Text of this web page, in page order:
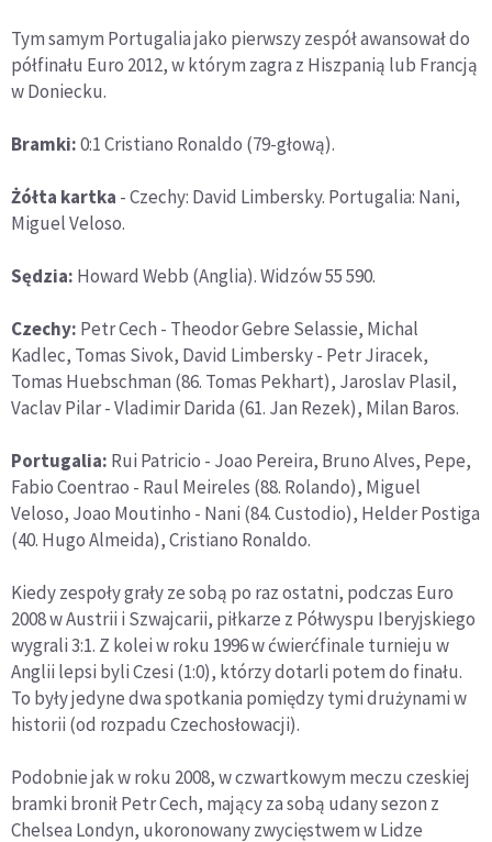
Tym samym Portugalia jako pierwszy zespół awansował do
półfinału Euro 2012, w którym zagra z Hiszpanią lub Francją
w Doniecku.
Bramki:0:1 Cristiano Ronaldo (79-głową).
Żółta kartka - Czechy: David Limbersky. Portugalia: Nani,
Miguel Veloso.
Sędzia: Howard Webb (Anglia). Widzów 55 590.
Czechy: Petr Cech - Theodor Gebre Selassie, Michal
Kadlec, Tomas Sivok, David Limbersky - Petr Jiracek,
Tomas Huebschman (86. Tomas Pekhart), Jaroslav Plasil,
Vaclav Pilar - Vladimir Darida (61. Jan Rezek), Milan Baros.
Portugalia: Rui Patricio - Joao Pereira, Bruno Alves, Pepe,
Fabio Coentrao - Raul Meireles (88. Rolando), Miguel
Veloso, Joao Moutinho - Nani (84. Custodio), Helder Postiga
(40. Hugo Almeida), Cristiano Ronaldo.
Kiedy zespoły grały ze sobą po raz ostatni, podczas Euro
2008 w Austrii i Szwajcarii, piłkarze z Półwyspu Iberyjskiego
wygrali 3:1. Z kolei w roku 1996 w ćwierćfinale turnieju w
Anglii lepsi byli Czesi (1:0), którzy dotarli potem do finału.
To były jedyne dwa spotkania pomiędzy tymi drużynami w
historii (od rozpadu Czechosłowacji).
Podobnie jak w roku 2008, w czwartkowym meczu czeskiej
bramki bronił Petr Cech, mający za sobą udany sezon z
Chelsea Londyn, ukoronowany zwycięstwem w Lidze